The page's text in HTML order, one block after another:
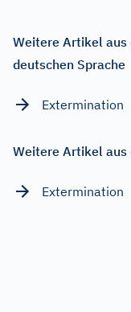
Weitere Artikel aus
deutschen Sprache
Extermination
Weitere Artikel aus
Extermination